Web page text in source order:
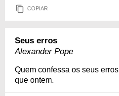
COPIAR
Seus erros
Alexander Pope
Quem confessa os seus
que ontem.